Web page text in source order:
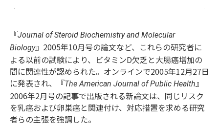
『Journal of Steroid Biochemistry and Molecular
Biology』2005年10月号の論文など、これらの研究者に
よる以前の試験により、ビタミンD欠乏と大腸癌増加の
間に関連性が認められた。オンラインで2005年12月27日
に発表され、『The American Journal of Public Health』
2006年2月号の記事で出版される新論文は、同じリスク
を乳癌および卵巣癌と関連付け、対応措置を求める研究
者らの主張を強調した。